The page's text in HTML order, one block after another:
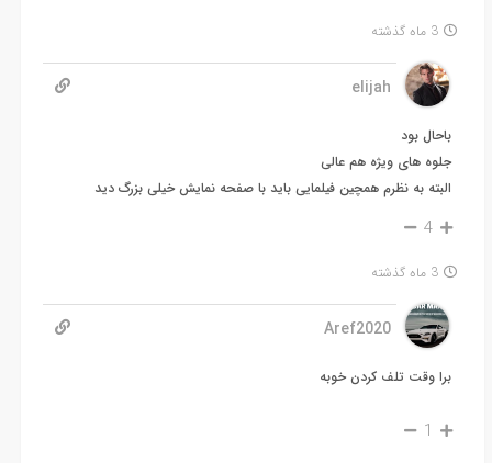
3 ماه گذشته
elijah
باحال بود
جلوه های ویژه هم عالی
البته به نظرم همچین فیلمایی باید با صفحه نمایش خیلی بزرگ دید
4
3 ماه گذشته
Aref2020
برا وقت تلف کردن خوبه
1